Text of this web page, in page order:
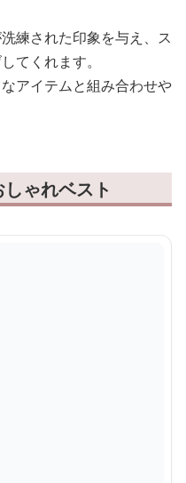
練された印象を与え、ス
てくれます。
アイテムと組み合わせや
ゃれベスト